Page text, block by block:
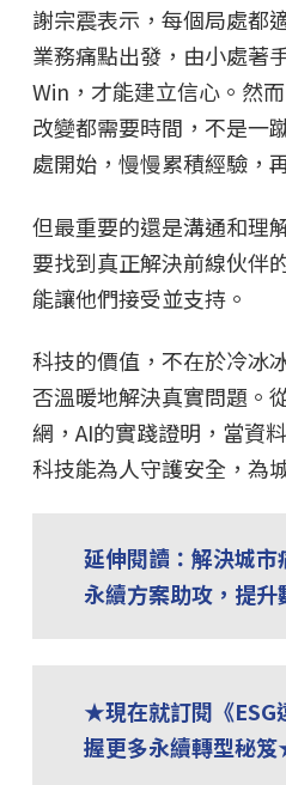
謝宗震表示，每個局處都
業務痛點出發，由小處著
Win，才能建立信心。然
改變都需要時間，不是一
處開始，慢慢累積經驗，
但最重要的還是溝通和理
要找到真正解決前線伙伴
能讓他們接受並支持。
科技的價值，不在於冷冰
否溫暖地解決真實問題。
網，AI的實踐證明，當資
科技能為人守護安全，為
延伸閱讀：解決城
永續方案助攻，提升
★現在就訂閱《ESG
握更多永續轉型秘